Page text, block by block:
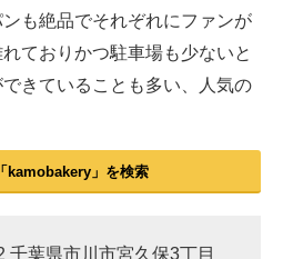
も絶品でそれぞれにファンが
ておりかつ駐車場も少ないと
きていることも多い、人気の
kamobakery」を検索
千葉県市川市宮久保3丁目